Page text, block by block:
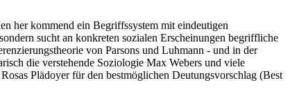
her kommend ein Begriffssystem mit eindeutigen
sucht an konkreten sozialen Erscheinungen begriffliche
von Parsons und Luhmann - und in der
die verstehende Soziologie Max Webers und viele
Plädoyer für den bestmöglichen Deutungsvorschlag (Best